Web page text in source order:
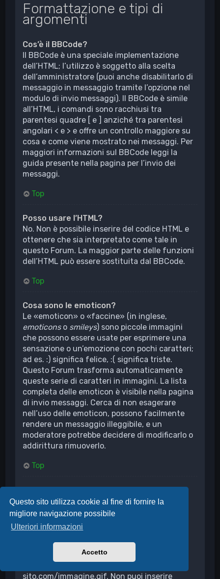
Questo sito utilizza cookie al fine di fornire la
migliore navigazione possibile
Ulteriori informazioni
Accetto
Formattazione e tipi di
argomenti
Cos’è il BBCode?
Il BBCode è una speciale implementazione
dell’HTML; l’utilizzo è soggetto alla scelta
dell’amministratore (puoi anche disabilitarlo di
messaggio in messaggio tramite l’opzione nel
modulo di invio messaggi). Il BBCode è simile
all’HTML, i comandi sono racchiusi tra
parentesi quadre [ e ] anziché tra parentesi
angolari < e > e offre un controllo maggiore su
cosa e come viene mostrato nei messaggi. Per
maggiori informazioni sul BBCode leggi la
guida presente nella pagina per l’invio dei
messaggi.
Top
Posso usare l’HTML?
No. Non è possibile inserire del codice HTML e
ottenere che sia interpretato come tale in
questo Forum. La maggior parte delle funzioni
dell’HTML può essere sostituita dal BBCode.
Top
Cosa sono le emoticon?
Le «emoticon» o «faccine» (in inglese,
emoticonso smileys) sono piccole immagini
che possono essere usate per esprimere una
sensazione o un’emozione con pochi caratteri;
ad es. :) significa felice, :( significa triste.
Questo Forum trasforma automaticamente
queste serie di caratteri in immagini. La lista
completa delle emoticon è visibile nella pagina
di invio messaggi. Cerca di non esagerare
nell’uso delle emoticon, possono facilmente
rendere un messaggio illeggibile, e un
moderatore potrebbe decidere di modificarlo o
addirittura rimuoverlo.
Top
Posso inserire delle immagini?
Sì, puoi inserire delle immagini nei tuoi
messaggi. Se l’amministratore permette gli
allegati è possibile caricare delle immagini
direttamente sulla Board; in alternativa devi
creare un collegamento a un’immagine
ospitata su un server di pubblico accesso, ad
sito.com/immagine.gif. Non puoi inserire